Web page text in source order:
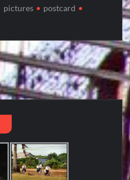
pictures
postcard